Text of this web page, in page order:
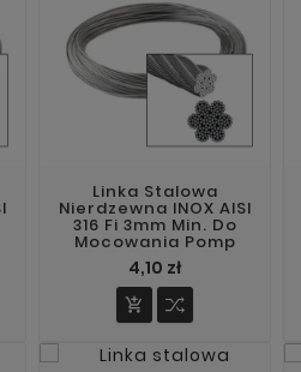
Linka Stalowa
Nierdzewna INOX AISI
316 Fi 3mm Min. Do
Mocowania Pomp
4,10 zł
